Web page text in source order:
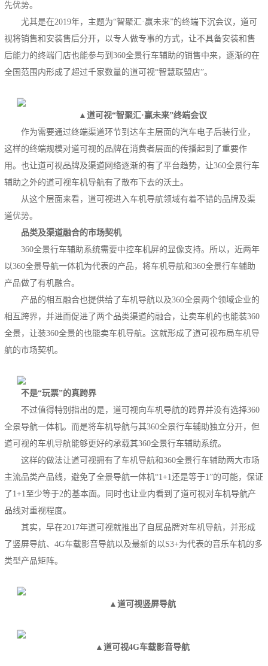
先优势。
尤其是在2019年，主题为“智聚汇·赢未来”的终端下沉会议，道可
视将销售和安装售后分开，以专人做专事的方式，让不具备安装和售
后能力的终端门店也能参与到360全景行车辅助的销售中来，逐渐的在
全国范围内形成了超过千家数量的道可视“智慧联盟店”。
▲道可视“智聚汇·赢未来”终端会议
作为需要通过终端渠道环节到达车主层面的汽车电子后装行业，
这样的终端规模对道可视的品牌在消费者层面的传播起到了重要作
用。也让道可视品牌及渠道网络逐渐的有了平台趋势，让360全景行车
辅助之外的道可视车机导航有了散布下去的沃土。
从这个层面来看，道可视进入车机导航领域有着不错的品牌及渠
道优势。
品类及渠道融合的市场契机
360全景行车辅助系统需要中控车机屏的显像支持。所以，近两年
以360全景导航一体机为代表的产品，将车机导航和360全景行车辅助
产品做了有机融合。
产品的相互融合也提供给了车机导航以及360全景两个领域企业的
相互跨界，并进而促进了两个品类渠道的融合，让卖车机的也能装360
全景，让装360全景的也能卖车机导航。这就形成了道可视布局车机导
航的市场契机。
不是“玩票”的真跨界
不过值得特别指出的是，道可视向车机导航的跨界并没有选择360
全景导航一体机。而是将车机导航与其360全景行车辅助独立分开，但
道可视的车机导航能够更好的承载其360全景行车辅助系统。
这样的做法让道可视拥有了车机导航和360全景行车辅助两大市场
主流品类产品线，避免了全景导航一体机“1+1还是等于1”的可能，保证
了1+1至少等于2的基本面。同时也让业内看到了道可视对车机导航产
品线对重视程度。
其实，早在2017年道可视就推出了自属品牌对车机导航，并形成
了竖屏导航、4G车载影音导航以及最新的以S3+为代表的音乐车机的多
类型产品矩阵。
▲道可视竖屏导航
▲道可视4G车载影音导航